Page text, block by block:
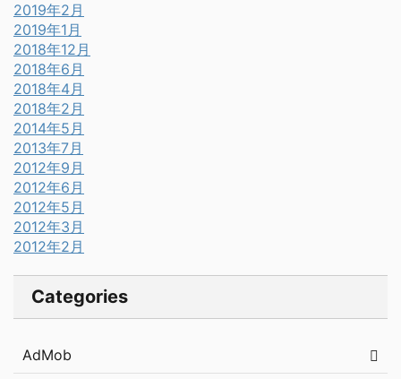
2019年2月
2019年1月
2018年12月
2018年6月
2018年4月
2018年2月
2014年5月
2013年7月
2012年9月
2012年6月
2012年5月
2012年3月
2012年2月
Categories
AdMob